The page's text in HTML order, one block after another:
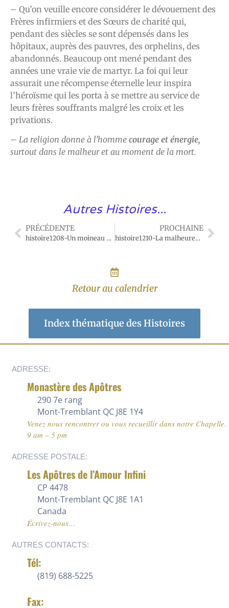
– Qu’on veuille encore considérer le dévouement des
Frères infirmiers et des Sœurs de charité qui,
pendant des siècles se sont dépensés dans les
hôpitaux, auprès des pauvres, des orphelins, des
abandonnés. Beaucoup ont mené pendant des
années une vraie vie de martyr. La foi qui leur
assurait une récompense éternelle leur inspira
l’héroïsme qui les porta à se mettre au service de
leurs frères souffrants malgré les croix et les
privations.
– La religion donne à l’homme courage et énergie,
surtout dans le malheur et au moment de la mort.
Autres Histoires...
PRÉCÉDENTE
histoire1208-Un moineau dans une salle de festin illuminée.
PROCHAINE
histoire1210-La malheureuse femme d’un socialiste.
Retour au calendrier
Index thématique des Histoires
ADRESSE:
Monastère des Apôtres
290 7e rang
Mont-Tremblant QC J8E 1Y4
Venez nous rencontrer ou vous recueillir dans notre Chapelle.
9 am – 5 pm
ADRESSE POSTALE:
Les Apôtres de l’Amour Infini
CP 4478
Mont-Tremblant QC J8E 1A1
Canada
Écrivez-nous…
AUTRES CONTACTS:
Tél:
(819) 688-5225
Fax: